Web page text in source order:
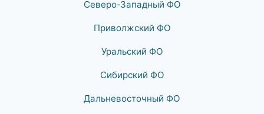
Северо-Западный ФО
Приволжский ФО
Уральский ФО
Сибирский ФО
Дальневосточный ФО